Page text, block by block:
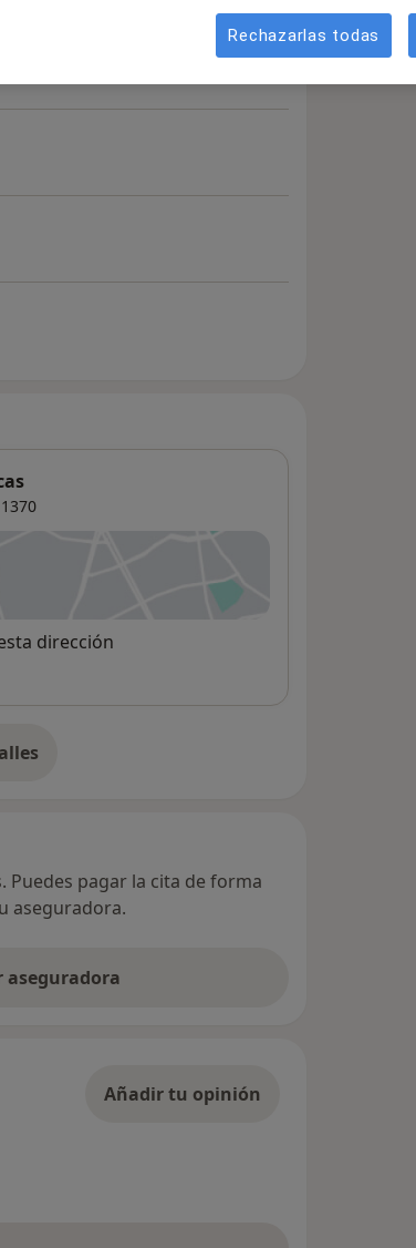
en una nueva pestaña
dirección
dirección
Puedes pagar la cita de forma
aseguradora.
aseguradora
Añadir tu opinión
Rechazarlas todas